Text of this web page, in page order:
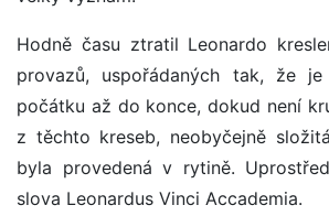
Hodně času ztratil Leonardo
provazů, uspořádaných tak, že
počátku až do konce, dokud není
z těchto kreseb, neobyčejně
byla provedená v rytině.
slova Leonardus Vinci Accademia.